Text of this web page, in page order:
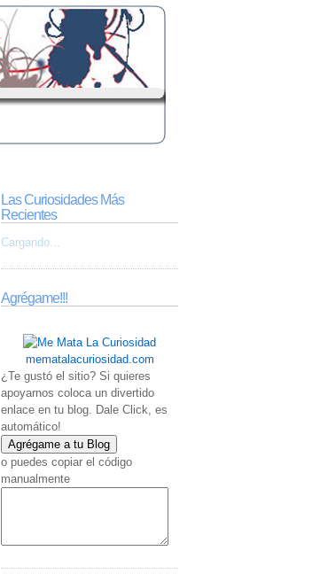
Las Curiosidades Más
Recientes
Cargando...
Agrégame!!!
mematalacuriosidad.com
¿Te gustó el sitio? Si quieres
apoyarnos coloca un divertido
enlace en tu blog. Dale Click, es
automático!
o puedes copiar el código
manualmente